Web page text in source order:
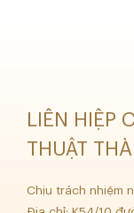
LIÊN HIỆP
THUẬT
Chịu trách nhiệm